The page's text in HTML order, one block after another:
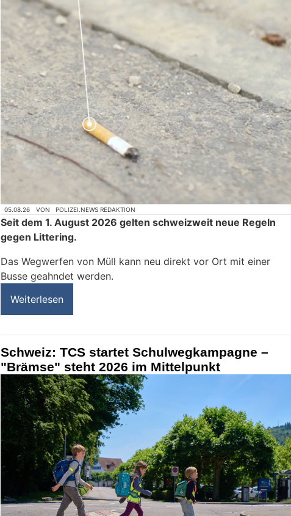
05.08.26 VON POLIZEI.NEWS REDAKTION
Seit dem 1. August 2026 gelten schweizweit neue Regeln
gegen Littering.
Das Wegwerfen von Müll kann neu direkt vor Ort mit einer
Busse geahndet werden.
Weiterlesen
Schweiz: TCS startet Schulwegkampagne –
"Brämse" steht 2026 im Mittelpunkt